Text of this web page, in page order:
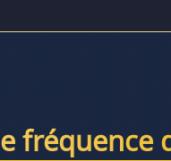
fréquence